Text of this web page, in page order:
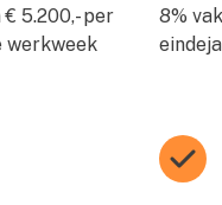
5.200,- per
werkweek
8%